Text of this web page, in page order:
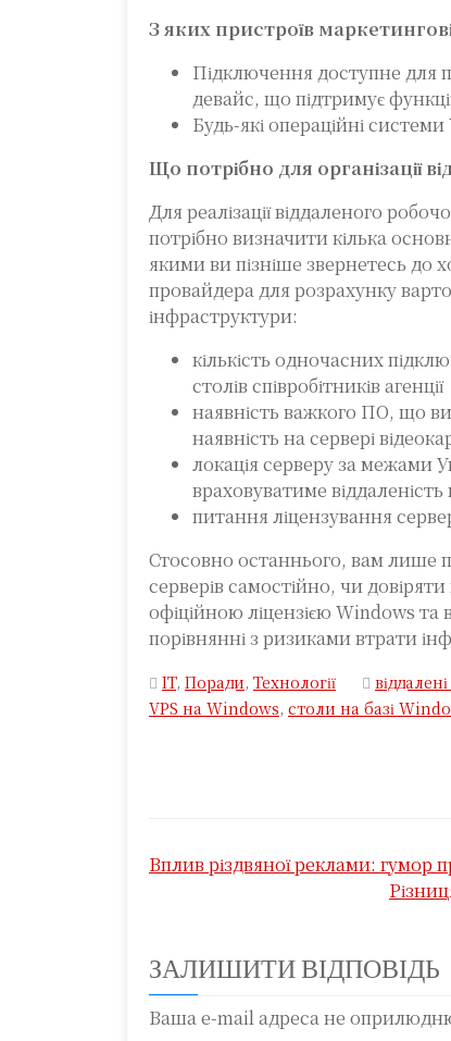
З яких пристроїв
Підключення доступне для
девайс, що підтримує
Будь-які операційні
Що потрібно для організації
Для реалізації віддаленого
потрібно визначити кілька
якими ви пізніше звернетесь до
провайдера для розрахунку
інфраструктури:
кількість одночасних
столів співробітників агенції
наявність важкого ПО, що
наявність на сервері
локація серверу за межами
враховуватиме віддаленість
питання ліцензування
Стосовно останнього, вам лише
серверів самостійно, чи
офіційною ліцензією Windows
порівнянні з ризиками втрати
IT, Поради, Технології
VPS на Windows, столи на базі
а
і
г
Вплив різдвяної реклами: гумор
ЗАЛИШИТИ ВІДПОВІДЬ
Ваша e-mail адреса не